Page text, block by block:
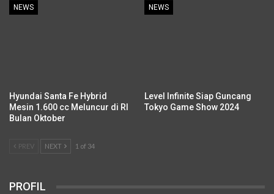
NEWS
Hyundai Santa Fe Hybrid
Mesin 1.600 cc Meluncur di RI
Bulan Oktober
NEWS
Level Infinite Siap Guncang
Tokyo Game Show 2024
PREV NEXT 1 of 34
PROFIL